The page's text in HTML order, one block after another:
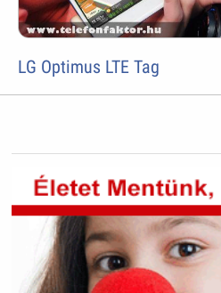
LG Optimus LTE Tag